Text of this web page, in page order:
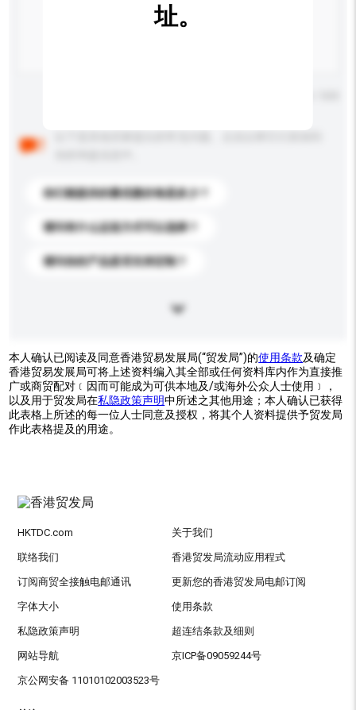
你们能提供的最优惠价格是多少？
请问有什么运送方式可以选择？
请问你的产品是否支持定制？
址。
本人确认已阅读及同意香港贸易发展局(“贸发局”)的使用条款及确定
香港贸易发展局可将上述资料编入其全部或任何资料库内作为直接推
广或商贸配对﹝因而可能成为可供本地及/或海外公众人士使用﹞，
以及用于贸发局在私隐政策声明中所述之其他用途；本人确认已获得
此表格上所述的每一位人士同意及授权，将其个人资料提供予贸发局
作此表格提及的用途。
HKTDC.com 关于我们
联络我们 香港贸发局流动应用程式
订阅商贸全接触电邮通讯 更新您的香港贸发局电邮订阅
字体大小 使用条款
私隐政策声明 超连结条款及细则
网站导航 京ICP备09059244号
京公网安备 11010102003523号